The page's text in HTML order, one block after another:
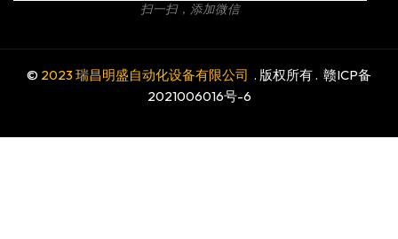
扫一扫，添加微信
© 2023 瑞昌明盛自动化设备有限公司 . 版权所有 . 赣ICP备
2021006016号-6